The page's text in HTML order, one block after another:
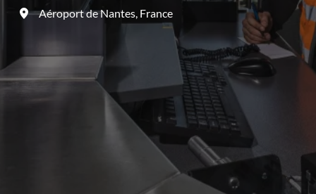
Aéroport de Nantes, France